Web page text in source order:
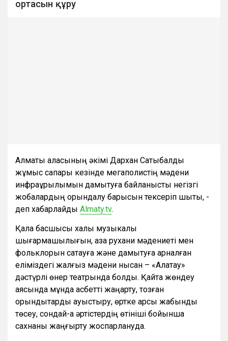
ортасын құру
Алматы қаласының әкімі Дархан Сатыбалды
жұмыс сапары кезінде мегаполистің мәдени
инфрақұрылымын дамытуға байланысты негізгі
жобалардың орындалу барысын тексеріп шықты, -
деп хабарлайды Almaty.tv.
Қала басшысы халық музыкалық
шығармашылығын, қазақ рухани мәдениеті мен
фольклорын сақтауға және дамытуға арналған
еліміздегі жалғыз мәдени нысан – «Алатау»
дәстүрлі өнер театрында болды. Қайта жөндеу
аясында мұнда қасбетті жаңарту, тозған
орындықтарды ауыстыру, өртке қарсы жабынды
төсеу, сондай-ақ әртістердің өтініші бойынша
сахнаны жаңғырту жоспарлануда.